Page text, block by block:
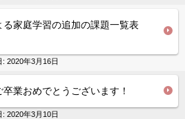
家庭学習の追加の課題一覧表
: 2020年3月16日
業おめでとうございます！
: 2020年3月10日